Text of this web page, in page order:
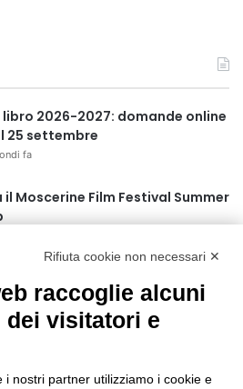
libro 2026-2027: domande online
25 settembre
fa
il Moscerine Film Festival Summer
verso le semifinali
Rifiuta cookie non necessari ✕
raccoglie alcuni
dei visitatori e
i nostri partner utilizziamo i cookie e